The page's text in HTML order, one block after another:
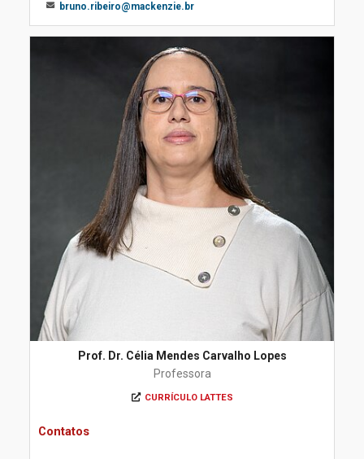
bruno.ribeiro@mackenzie.br
Prof. Dr. Célia Mendes Carvalho Lopes
Professora
CURRÍCULO LATTES
Contatos